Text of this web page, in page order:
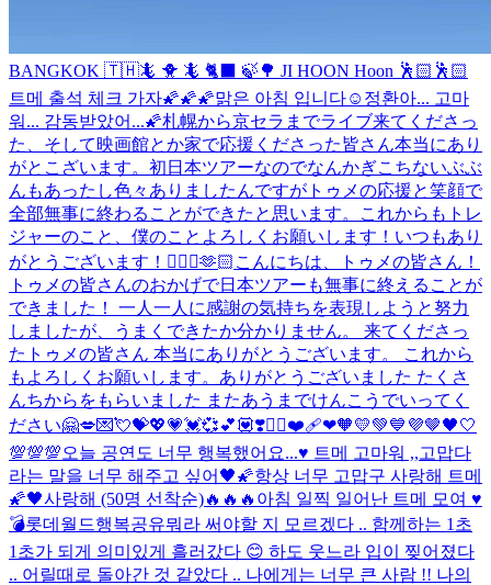
BANGKOK 🇹🇭🦎 🐥 🦎 🐈‍⬛ 🍃🌳 JI HOON Hoon 🕺🏻🕺🏻
트메 출석 체크 가자🌠🌠🌠맑은 아침 입니다☺️ 정환아... 고마
워... 감동받았어...🌠札幌から京セラまでライブ来てくださっ
た、そして映画館とか家で応援くださった皆さん本当にあり
がとこざいます。初日本ツアーなのでなんかぎこちないぶぶ
んもあったし色々ありましたんですがトゥメの応援と笑顔で
全部無事に終わることができたと思います。これからもトレ
ジャーのこと、僕のことよろしくお願いします！いつもあり
がとうございます！🙇🏻‍♂️🫶🏻 こんにちは、トゥメの皆さん！
トゥメの皆さんのおかげで日本ツアーも無事に終えることが
できました！ 一人一人に感謝の気持ちを表現しようと努力
しましたが、うまくできたか分かりません。 来てくださっ
たトゥメの皆さん 本当にありがとうございます。 これから
もよろしくお願いします。 ありがとうございました たくさ
んちからをもらいました またあうまでけんこうでいってく
ださい🤗💋💌💘💝💖💗💓💞💕💟❣️❤️‍🔥❤️‍🩹❤🧡💛💚💙💜🤎🖤🤍
💯💯💯오늘 공연도 너무 행복했어요...♥️ 트메 고마워 ,,고맙다
라는 말을 너무 해주고 싶어 🖤🌠항상 너무 고맙구 사랑해 트메
🌠🖤사랑해 (50명 선착순)🔥🔥🔥 아침 일찍 일어난 트메 모여 ♥️
💣롯데월드행복공유뭐라 써야할 지 모르겠다 .. 함께하는 1초
1초가 되게 의미있게 흘러갔다 😊 하도 웃느라 입이 찢어졌다
.. 어릴때로 돌아간 것 같았다 .. 나에게는 너무 큰 사람 !! 나의